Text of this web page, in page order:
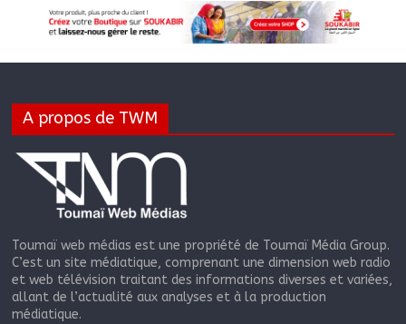
A propos de TWM
Toumaï web médias est une propriété de Toumaï Média Group.
C’est un site médiatique, comprenant une dimension web radio
et web télévision traitant des informations diverses et variées,
allant de l’actualité aux analyses et à la production
médiatique.